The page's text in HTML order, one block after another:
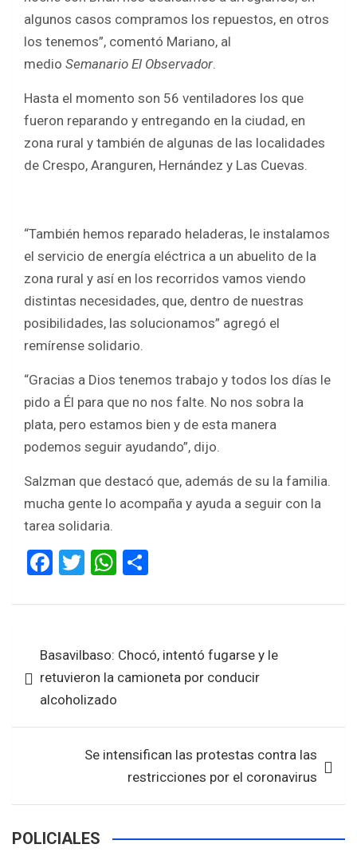
algunos casos compramos los repuestos, en otros
los tenemos”, comentó Mariano, al
medio Semanario El Observador.
Hasta el momento son 56 ventiladores los que
fueron reparando y entregando en la ciudad, en
zona rural y también de algunas de las localidades
de Crespo, Aranguren, Hernández y Las Cuevas.
“También hemos reparado heladeras, le instalamos
el servicio de energía eléctrica a un abuelito de la
zona rural y así en los recorridos vamos viendo
distintas necesidades, que, dentro de nuestras
posibilidades, las solucionamos” agregó el
remírense solidario.
“Gracias a Dios tenemos trabajo y todos los días le
pido a Él para que no nos falte. No nos sobra la
plata, pero estamos bien y de esta manera
podemos seguir ayudando”, dijo.
Salzman que destacó que, además de su la familia.
mucha gente lo acompaña y ayuda a seguir con la
tarea solidaria.
F
ce
o
o
T
tt
W
at
A
p
ar
entradas
Basavilbaso: Chocó, intentó fugarse y le
retuvieron la camioneta por conducir
alcoholizado
Se intensifican las protestas contra las
restricciones por el coronavirus
POLICIALES